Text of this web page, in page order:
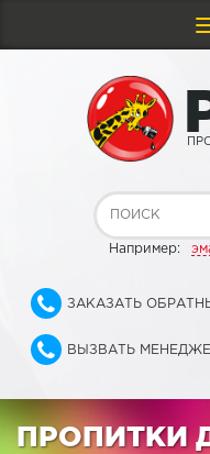
Например:
ЗАКАЗАТЬ
ВЫЗВАТЬ
ПРОПИТКИ